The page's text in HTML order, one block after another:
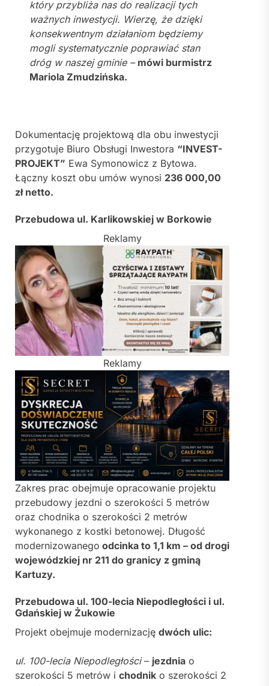
który przybliża nas do realizacji tych
ważnych inwestycji. Wierzę, że dzięki
konsekwentnym działaniom będziemy
mogli systematycznie poprawiać stan
dróg w naszej gminie – mówi burmistrz
Mariola Zmudzińska.
Dokumentację projektową dla obu inwestycji
przygotuje Biuro Obsługi Inwestora “INVEST-
PROJEKT” Ewa Symonowicz z Bytowa.
Łączny koszt obu umów wynosi 236 000,00
zł netto.
Przebudowa ul. Karlikowskiej w Borkowie
Reklamy
Reklamy
Zakres prac obejmuje opracowanie projektu
przebudowy jezdni o szerokości 5 metrów
oraz chodnika o szerokości 2 metrów
wykonanego z kostki betonowej. Długość
modernizowanego odcinka to 1,1 km – od drogi
wojewódzkiej nr 211 do granicy z gminą
Kartuzy.
Przebudowa ul. 100-lecia Niepodległości i ul.
Gdańskiej w Żukowie
Projekt obejmuje modernizację dwóch ulic:
ul. 100-lecia Niepodległości– jezdnia o
szerokości 5 metrów i chodnik o szerokości 2